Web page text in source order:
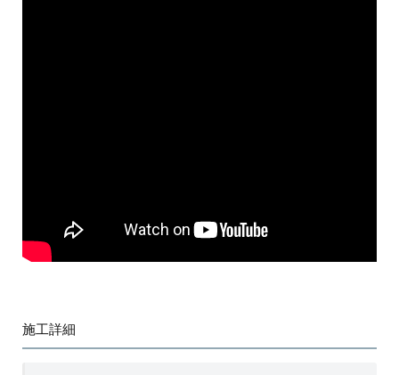
施工詳細